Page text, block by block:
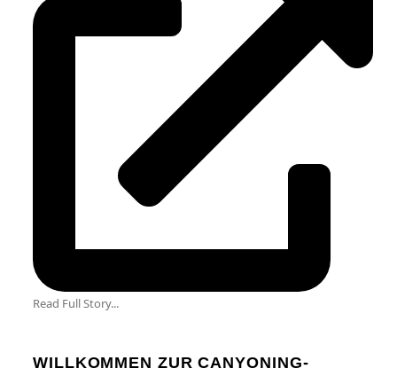
Read Full Story...
WILLKOMMEN ZUR CANYONING-